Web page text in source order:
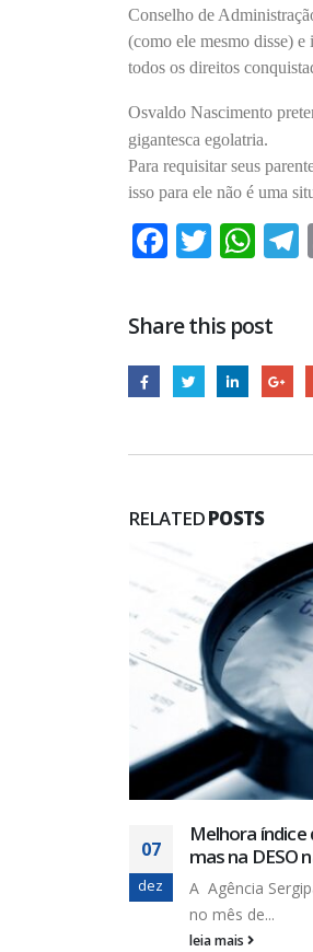
Conselho de
(como ele mesmo disse)
todos os direitos
Osvaldo Nascimento
gigantesca egolatria.
Para requisitar seus
isso para ele não é uma
Share this post
RELATEDPOSTS
07
dez
Melhora
mas na DESO
A Agência
no mês de...
leia mais